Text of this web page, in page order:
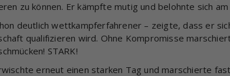
zu können. Er kämpfte mutig und belohnte sich
deutlich wettkampferfahrener – zeigte, dass er
qualifizieren wird. Ohne Kompromisse
STARK!
erneut einen starken Tag und marschierte